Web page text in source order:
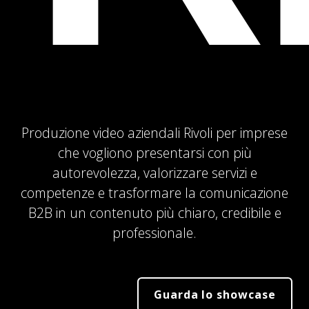
Produzione video aziendali Rivoli per imprese
che vogliono presentarsi con più
autorevolezza, valorizzare servizi e
competenze e trasformare la comunicazione
B2B in un contenuto più chiaro, credibile e
professionale.
Guarda lo showcase